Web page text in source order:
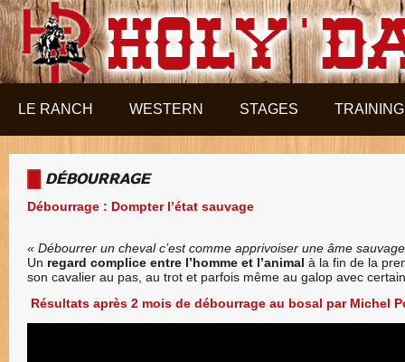
LE RANCH WESTERN STAGES TRAINING
DÉBOURRAGE
Débourrage : Dompter l’état sauvage
« Débourrer un cheval c’est comme apprivoiser une âme
Un regard complice entre l’homme et l’animal à la fin de la
son cavalier au pas, au trot et parfois même au galop avec
Résultats après 2 mois de débourrage au bosal par Michel